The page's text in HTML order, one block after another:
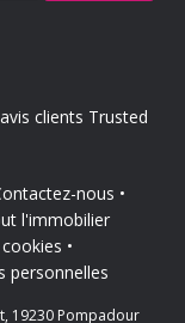
clients Trusted
nous
l'immobilier
personnelles
19230 Pompadour